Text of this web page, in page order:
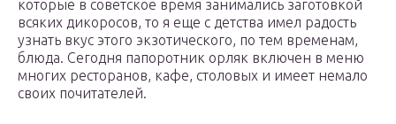
которые в советское время занимались заготовкой
всяких дикоросов, то я еще с детства имел радость
узнать вкус этого экзотического, по тем временам,
блюда. Сегодня папоротник орляк включен в меню
многих ресторанов, кафе, столовых и имеет немало
своих почитателей.